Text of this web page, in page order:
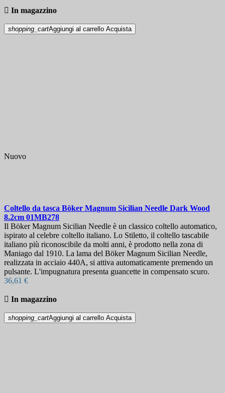
 In magazzino
shopping_cartAggiungi al carrello Acquista
Nuovo
Coltello da tasca Böker Magnum Sicilian Needle Dark Wood
8.2cm 01MB278
Il Böker Magnum Sicilian Needle è un classico coltello automatico,
ispirato al celebre coltello italiano. Lo Stiletto, il coltello tascabile
italiano più riconoscibile da molti anni, è prodotto nella zona di
Maniago dal 1910. La lama del Böker Magnum Sicilian Needle,
realizzata in acciaio 440A, si attiva automaticamente premendo un
pulsante. L'impugnatura presenta guancette in compensato scuro.
36,61 €
 In magazzino
shopping_cartAggiungi al carrello Acquista